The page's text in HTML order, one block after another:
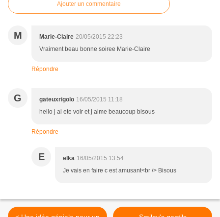
Ajouter un commentaire
M Marie-Claire 20/05/2015 22:23
Vraiment beau bonne soiree Marie-Claire
Répondre
G gateuxrigolo 16/05/2015 11:18
hello j ai ete voir et j aime beaucoup bisous
Répondre
E elka 16/05/2015 13:54
Je vais en faire c est amusant<br /> Bisous